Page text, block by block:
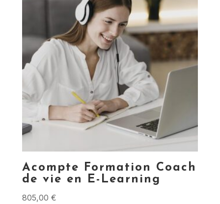
Acompte Formation Coach
de vie en E-Learning
805,00 €